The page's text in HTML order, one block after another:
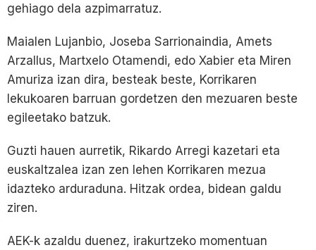
gehiago dela azpimarratuz.
Maialen Lujanbio, Joseba Sarrionaindia, Amets
Arzallus, Martxelo Otamendi, edo Xabier eta Miren
Amuriza izan dira, besteak beste, Korrikaren
lekukoaren barruan gordetzen den mezuaren beste
egileetako batzuk.
Guzti hauen aurretik, Rikardo Arregi kazetari eta
euskaltzalea izan zen lehen Korrikaren mezua
idazteko arduraduna. Hitzak ordea, bidean galdu
ziren.
AEK-k azaldu duenez, irakurtzeko momentuan